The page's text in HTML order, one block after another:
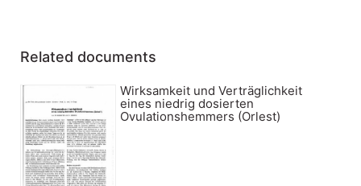
Related documents
Wirksamkeit und Verträglichkeit
eines niedrig dosierten
Ovulationshemmers (Orlest)